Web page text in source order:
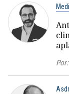
Por: